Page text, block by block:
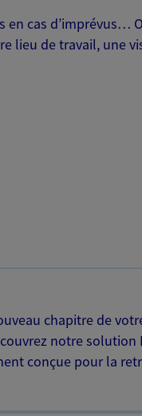
en cas d’imprévus…
lieu de travail, une
chapitre de
notre solution
conçue pour la